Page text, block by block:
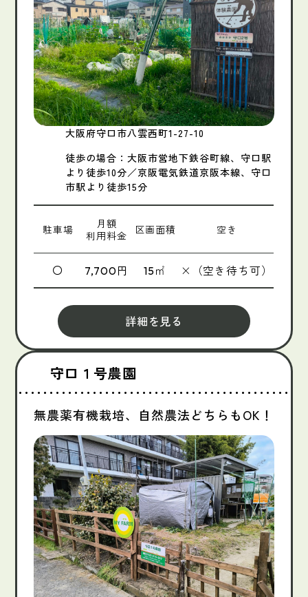
大阪府守口市八雲西町1-27-10
徒歩の場合：大阪市営地下鉄谷町線、守口駅
より徒歩10分／京阪電気鉄道京阪本線、守口
市駅より徒歩15分
駐車場
月額
利用料金
区画面積 空き
〇 7,700円 15㎡ ×（空き待ち可）
詳細を見る
守口１号農園
無農薬有機栽培、自然農法どちらもOK！